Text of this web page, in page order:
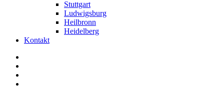
Stuttgart
Ludwigsburg
Heilbronn
Heidelberg
Kontakt